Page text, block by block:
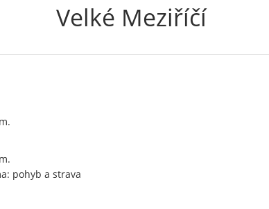
Velké Meziříčí
pohyb a strava